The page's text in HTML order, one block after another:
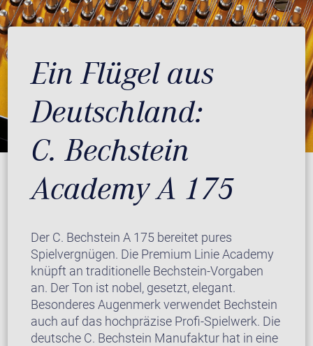
Ein Flügel aus
Deutschland:
C. Bechstein
Academy A 175
Der C. Bechstein A 175 bereitet pures
Spielvergnügen. Die Premium Linie Academy
knüpft an traditionelle Bechstein-Vorgaben
an. Der Ton ist nobel, gesetzt, elegant.
Besonderes Augenmerk verwendet Bechstein
auch auf das hochpräzise Profi-Spielwerk. Die
deutsche C. Bechstein Manufaktur hat in eine